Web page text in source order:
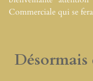
Commerciale qui se
Désormais